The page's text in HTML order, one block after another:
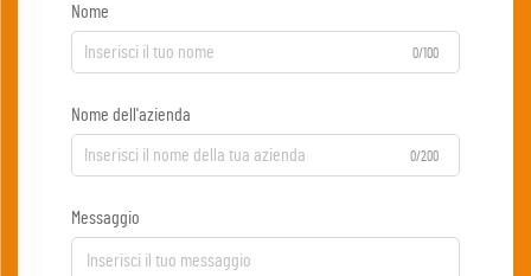
Nome
0/100
Nome dell'azienda
0/200
Messaggio